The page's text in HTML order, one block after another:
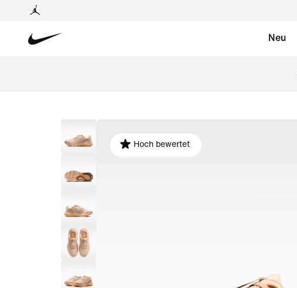
Neu
Hoch bewertet